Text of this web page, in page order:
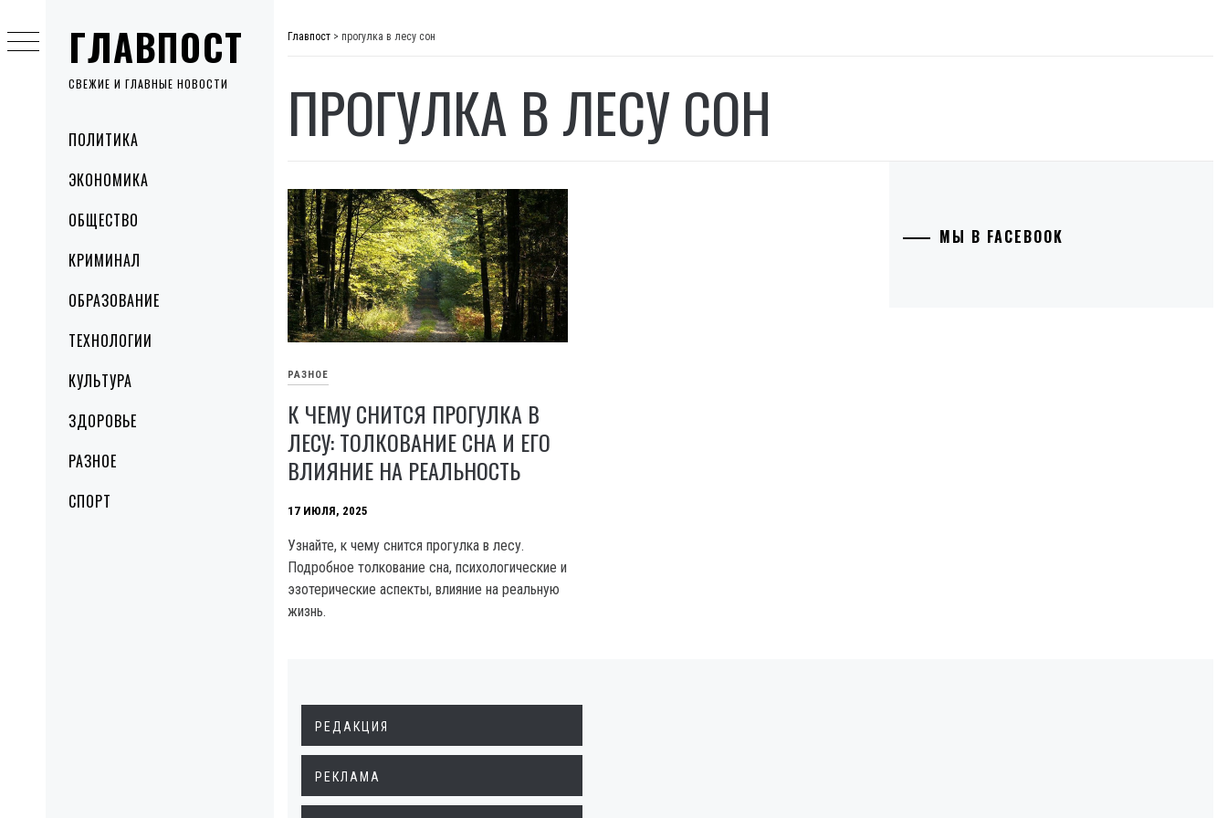
ГЛАВПОСТ
СВЕЖИЕ И ГЛАВНЫЕ НОВОСТИ
MenuПОЛИТИКА
ЭКОНОМИКА
ОБЩЕСТВО
КРИМИНАЛ
ОБРАЗОВАНИЕ
ТЕХНОЛОГИИ
КУЛЬТУРА
ЗДОРОВЬЕ
РАЗНОЕ
СПОРТ
to
content
Главпост > прогулка в лесу сон
ПРОГУЛКА В ЛЕСУ СОН
РАЗНОЕ
К ЧЕМУ СНИТСЯ ПРОГУЛКА В
ЛЕСУ: ТОЛКОВАНИЕ СНА И ЕГО
ВЛИЯНИЕ НА РЕАЛЬНОСТЬ
17 ИЮЛЯ, 2025
Узнайте, к чему снится прогулка в лесу.
Подробное толкование сна, психологические и
эзотерические аспекты, влияние на реальную
жизнь.
МЫ В FACEBOOK
РЕДАКЦИЯ
РЕКЛАМА